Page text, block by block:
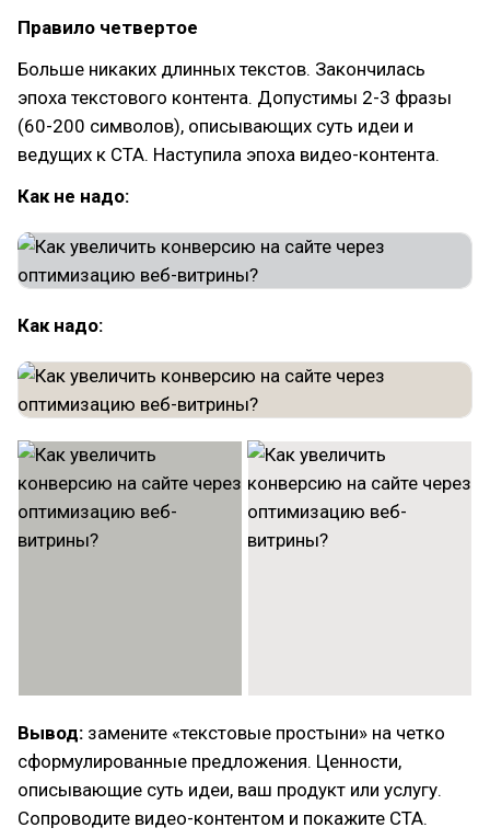
Правило четвертое
Больше никаких длинных текстов. Закончилась
эпоха текстового контента. Допустимы 2-3 фразы
(60-200 символов), описывающих суть идеи и
ведущих к CTA. Наступила эпоха видео-контента.
Как не надо:
Как надо:
Вывод: замените «текстовые простыни» на четко
сформулированные предложения. Ценности,
описывающие суть идеи, ваш продукт или услугу.
Сопроводите видео-контентом и покажите CTA.